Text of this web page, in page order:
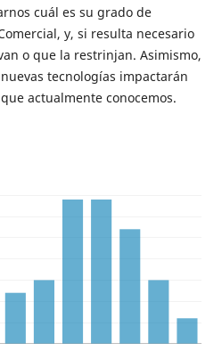
cuál es su grado de
y, si resulta necesario
o que la restrinjan. Asimismo,
tecnologías impactarán
actualmente conocemos.